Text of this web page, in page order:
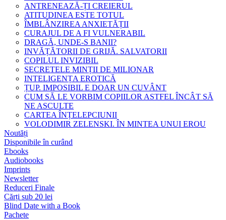
ANTRENEAZĂ-ȚI CREIERUL
ATITUDINEA ESTE TOTUL
ÎMBLÂNZIREA ANXIETĂȚII
CURAJUL DE A FI VULNERABIL
DRAGĂ, UNDE-S BANII?
INVĂȚĂTORII DE GRIJĂ. SALVATORII
COPILUL INVIZIBIL
SECRETELE MINȚII DE MILIONAR
INTELIGENȚA EROTICĂ
ȚUP. IMPOSIBIL E DOAR UN CUVÂNT
CUM SĂ LE VORBIM COPIILOR ASTFEL ÎNCÂT SĂ
NE ASCULTE
CARTEA ÎNȚELEPCIUNII
VOLODIMIR ZELENSKI. ÎN MINTEA UNUI EROU
Noutăți
Disponibile în curând
Ebooks
Audiobooks
Imprints
Newsletter
Reduceri Finale
Cărți sub 20 lei
Blind Date with a Book
Pachete